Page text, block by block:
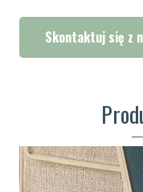
Skontaktuj się z